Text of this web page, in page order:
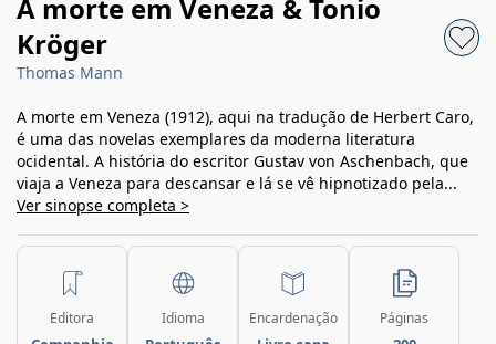
A morte em Veneza & Tonio
Kröger
Thomas Mann
A morte em Veneza (1912), aqui na tradução de Herbert Caro,
é uma das novelas exemplares da moderna literatura
ocidental. A história do escritor Gustav von Aschenbach, que
viaja a Veneza para descansar e lá se vê hipnotizado pela...
Ver sinopse completa >
Editora Idioma Encardenação Páginas